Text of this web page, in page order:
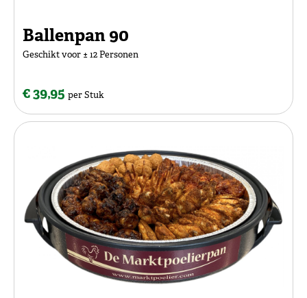
Ballenpan 90
Geschikt voor ± 12 Personen
€ 39,95 per Stuk